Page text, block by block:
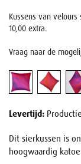
Kussens van
10,00 extra.
Vraag naar de
Levertijd:
Dit sierkussen is
hoogwaardig